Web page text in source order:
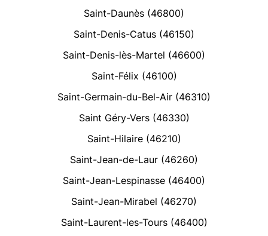
Saint-Daunès (46800)
Saint-Denis-Catus (46150)
Saint-Denis-lès-Martel (46600)
Saint-Félix (46100)
Saint-Germain-du-Bel-Air (46310)
Saint Géry-Vers (46330)
Saint-Hilaire (46210)
Saint-Jean-de-Laur (46260)
Saint-Jean-Lespinasse (46400)
Saint-Jean-Mirabel (46270)
Saint-Laurent-les-Tours (46400)